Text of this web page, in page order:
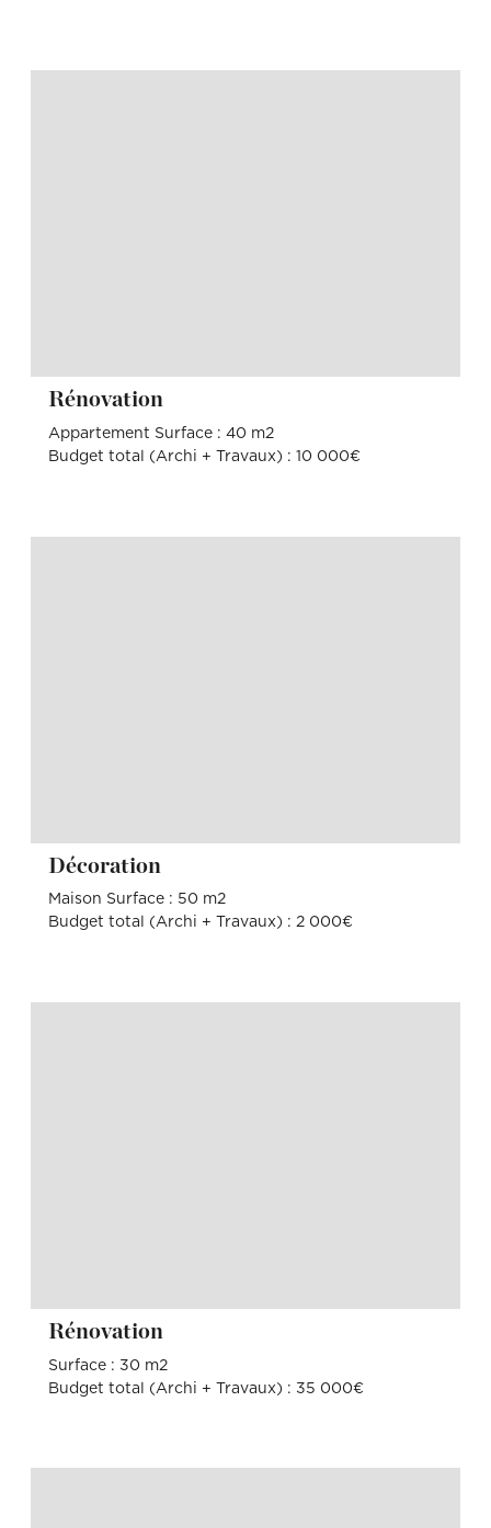
Rénovation
Appartement Surface : 40 m2
Budget total (Archi + Travaux) : 10 000€
Décoration
Maison Surface : 50 m2
Budget total (Archi + Travaux) : 2 000€
Rénovation
Surface : 30 m2
Budget total (Archi + Travaux) : 35 000€